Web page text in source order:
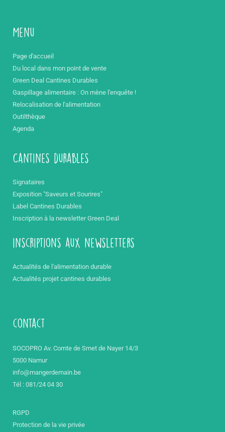
Menu
Page d'accueil
Du local dans mon point de vente
Green Deal Cantines Durables
Gaspillage alimentaire : On mène l'enquête !
Relocalisation de l'alimentation
Outilthèque
Agenda
Cantines durables
Signataires
Exposition "Saveurs et Sourires"
Label Cantines Durables
Inscription à la newsletter Green Deal
inscriptions aux newsletters
Actualités de l'alimentation durable
Actualités projet cantines durables
contact
SOCOPRO Av. Comte de Smet de Nayer 14/3
5000 Namur
info@mangerdemain.be
Tél : 081/24 04 30
RGPD
Protection de la vie privée